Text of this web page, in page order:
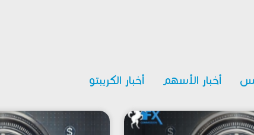
أخبار الأسهم أخبار الكريبتو